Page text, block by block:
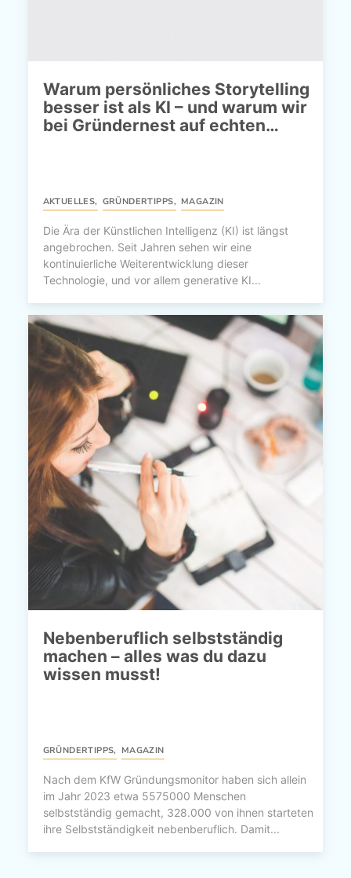
Warum persönliches Storytelling
besser ist als KI – und warum wir
bei Gründernest auf echten…
AKTUELLES, GRÜNDERTIPPS, MAGAZIN
Die Ära der Künstlichen Intelligenz (KI) ist längst
angebrochen. Seit Jahren sehen wir eine
kontinuierliche Weiterentwicklung dieser
Technologie, und vor allem generative KI...
Nebenberuflich selbstständig
machen – alles was du dazu
wissen musst!
GRÜNDERTIPPS, MAGAZIN
Nach dem KfW Gründungsmonitor haben sich allein
im Jahr 2023 etwa 5575000 Menschen
selbstständig gemacht, 328.000 von ihnen starteten
ihre Selbstständigkeit nebenberuflich. Damit...